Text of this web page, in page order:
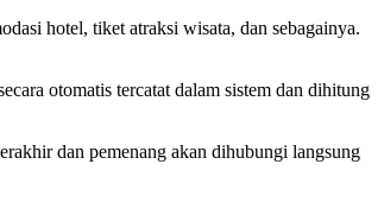
hotel, tiket atraksi wisata, dan sebagainya.
otomatis tercatat dalam sistem dan dihitung
dan pemenang akan dihubungi langsung